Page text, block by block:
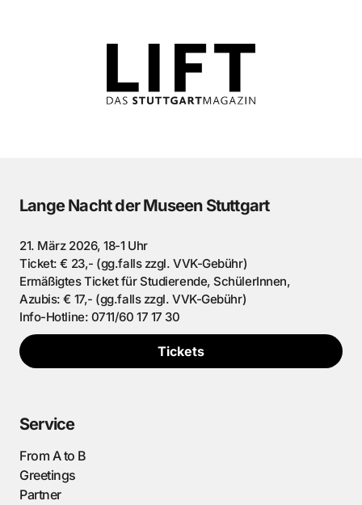
Lange Nacht der Museen Stuttgart
21. März 2026, 18-1 Uhr
Ticket: € 23,- (gg.falls zzgl. VVK-Gebühr)
Ermäßigtes Ticket für Studierende, SchülerInnen,
Azubis: € 17,- (gg.falls zzgl. VVK-Gebühr)
Info-Hotline: 0711/60 17 17 30
Tickets
Service
From A to B
Greetings
Partner